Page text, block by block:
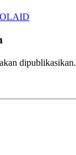
dipublikasikan.